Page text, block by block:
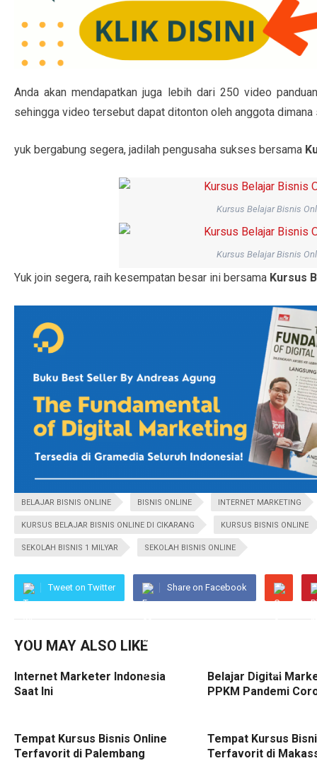
Anda akan mendapatkan juga lebih dari 250 video
sehingga video tersebut dapat ditonton oleh anggota dimana
yuk bergabung segera, jadilah pengusaha sukses bersama
Kursus Belajar Bisnis
Kursus Belajar Bisnis
Yuk join segera, raih kesempatan besar ini bersama Kursus
BELAJAR BISNIS ONLINE BISNIS ONLINE INTERNET MARKETING
KURSUS BELAJAR BISNIS ONLINE DI CIKARANG KURSUS BISNIS ONLINE
SEKOLAH BISNIS 1 MILYAR SEKOLAH BISNIS ONLINE
Tweet on Twitter Share on Facebook
YOU MAY ALSO LIKE
Internet Marketer Indonesia
Saat Ini
Belajar Digital
PPKM Pandemi
Tempat Kursus Bisnis Online
Terfavorit di Palembang
Tempat Kursus
Terfavorit di